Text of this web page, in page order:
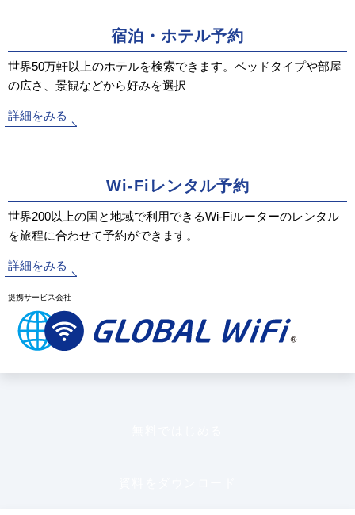
宿泊・ホテル予約
世界50万軒以上のホテルを検索できます。ベッドタイプや部屋
の広さ、景観などから好みを選択
詳細をみる
Wi-Fiレンタル予約
世界200以上の国と地域で利用できるWi-Fiルーターのレンタル
を旅程に合わせて予約ができます。
詳細をみる
提携サービス会社